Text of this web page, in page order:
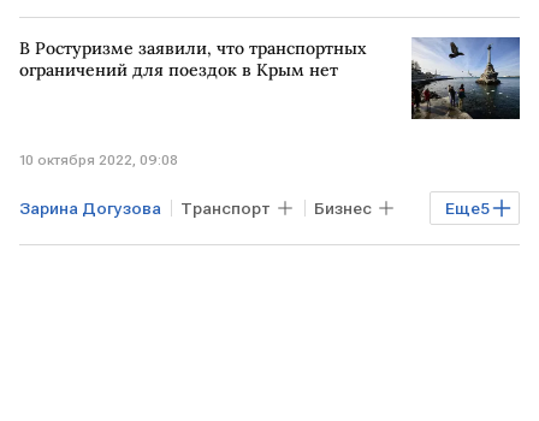
Ростуризм Минэкономразвития РФ
назначение
В Ростуризме заявили, что транспортных
ограничений для поездок в Крым нет
10 октября 2022, 09:08
Еще5
Зарина Догузова Транспорт Бизнес
Экономика Туризм Ростуризм